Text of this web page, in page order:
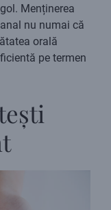
Menținerea
nu numai că
orală
pe termen